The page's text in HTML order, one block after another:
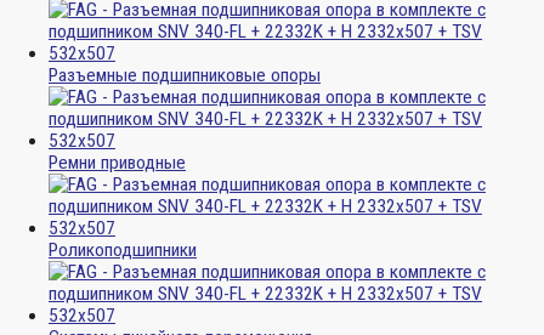
Разъемные подшипниковые опоры
Ремни приводные
Роликоподшипники